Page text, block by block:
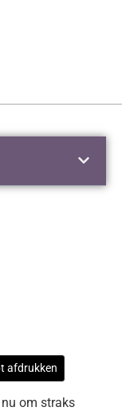
afdrukken
om straks